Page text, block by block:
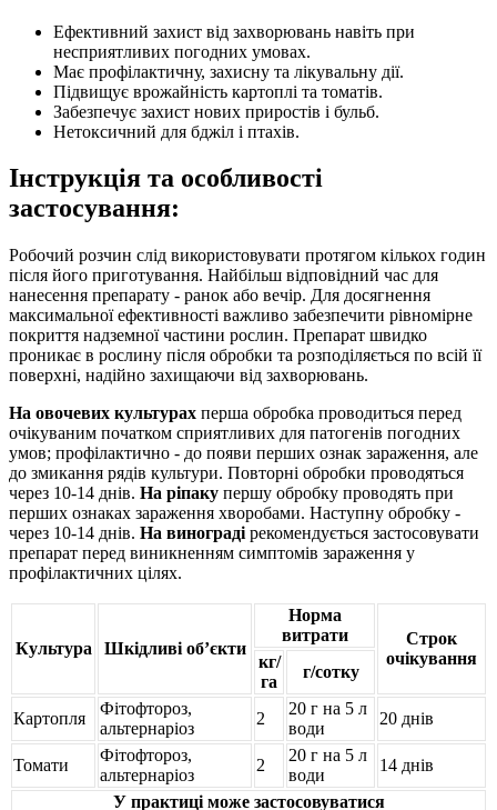
Ефективний захист від захворювань навіть при
несприятливих погодних умовах.
Має профілактичну, захисну та лікувальну дії.
Підвищує врожайність картоплі та томатів.
Забезпечує захист нових приростів і бульб.
Нетоксичний для бджіл і птахів.
Інструкція та особливості
застосування:
Робочий розчин слід використовувати протягом кількох годин
після його приготування. Найбільш відповідний час для
нанесення препарату - ранок або вечір. Для досягнення
максимальної ефективності важливо забезпечити рівномірне
покриття надземної частини рослин. Препарат швидко
проникає в рослину після обробки та розподіляється по всій її
поверхні, надійно захищаючи від захворювань.
На овочевих культурах перша обробка проводиться перед
очікуваним початком сприятливих для патогенів погодних
умов; профілактично - до появи перших ознак зараження, але
до змикання рядів культури. Повторні обробки проводяться
через 10-14 днів. На ріпаку першу обробку проводять при
перших ознаках зараження хворобами. Наступну обробку -
через 10-14 днів. На винограді рекомендується застосовувати
препарат перед виникненням симптомів зараження у
профілактичних цілях.
Культура Шкідливі об’єкти
Норма
витрати
Строк
очікування
кг/
га
г/сотку
Картопля
Фітофтороз,
альтернаріоз
2
20 г на 5 л
води
20 днів
Томати
Фітофтороз,
альтернаріоз
2
20 г на 5 л
води
14 днів
У практиці може застосовуватися